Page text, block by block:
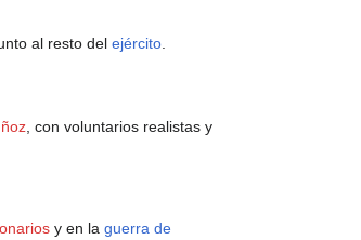
al resto del ejército
, con voluntarios realistas y
y en la guerra de